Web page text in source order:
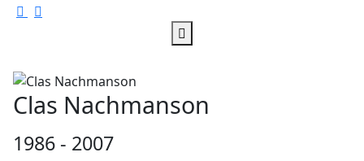
Clas Nachmanson
1986 - 2007